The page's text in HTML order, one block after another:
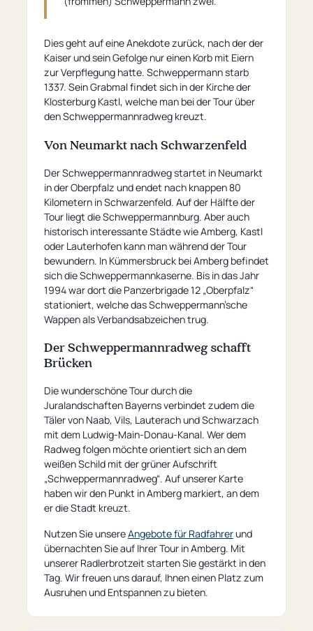
Dies geht auf eine Anekdote zurück, nach der der
Kaiser und sein Gefolge nur einen Korb mit Eiern
zur Verpflegung hatte. Schweppermann starb
1337. Sein Grabmal findet sich in der Kirche der
Klosterburg Kastl, welche man bei der Tour über
den Schweppermannradweg kreuzt.
Von Neumarkt nach Schwarzenfeld
Der Schweppermannradweg startet in Neumarkt
in der Oberpfalz und endet nach knappen 80
Kilometern in Schwarzenfeld. Auf der Hälfte der
Tour liegt die Schweppermannburg. Aber auch
historisch interessante Städte wie Amberg, Kastl
oder Lauterhofen kann man während der Tour
bewundern. In Kümmersbruck bei Amberg befindet
sich die Schweppermannkaserne. Bis in das Jahr
1994 war dort die Panzerbrigade 12 „Oberpfalz“
stationiert, welche das Schweppermann’sche
Wappen als Verbandsabzeichen trug.
Der Schweppermannradweg schafft
Brücken
Die wunderschöne Tour durch die
Juralandschaften Bayerns verbindet zudem die
Täler von Naab, Vils, Lauterach und Schwarzach
mit dem Ludwig-Main-Donau-Kanal. Wer dem
Radweg folgen möchte orientiert sich an dem
weißen Schild mit der grüner Aufschrift
„Schweppermannradweg“. Auf unserer Karte
haben wir den Punkt in Amberg markiert, an dem
er die Stadt kreuzt.
Nutzen Sie unsereAngebote für Radfahrerund
übernachten Sie auf Ihrer Tour in Amberg. Mit
unserer Radlerbrotzeit starten Sie gestärkt in den
Tag. Wir freuen uns darauf, Ihnen einen Platz zum
Ausruhen und Entspannen zu bieten.